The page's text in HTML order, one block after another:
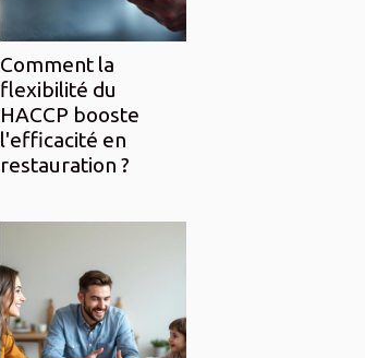
Comment la
flexibilité du
HACCP booste
l'efficacité en
restauration ?